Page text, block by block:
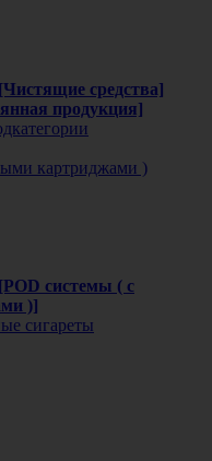
[Чистящие средства]
продукция]
картриджами )
[POD системы ( с
)]
сигареты